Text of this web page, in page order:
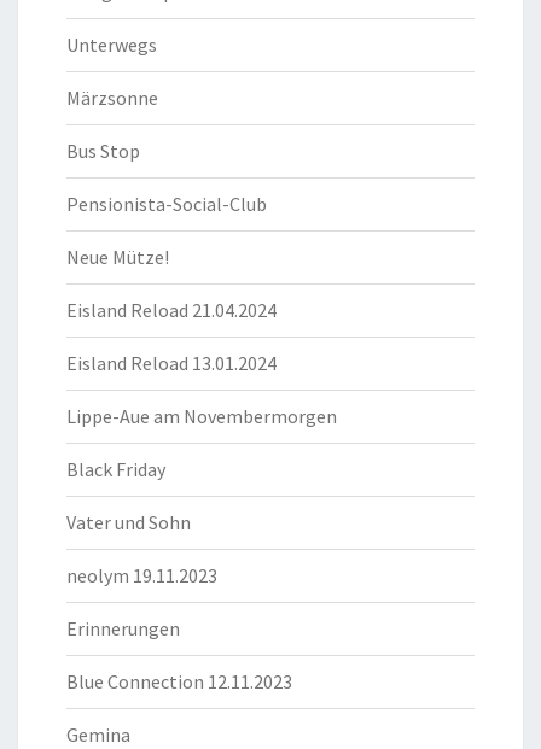
Unterwegs
Märzsonne
Bus Stop
Pensionista-Social-Club
Neue Mütze!
Eisland Reload 21.04.2024
Eisland Reload 13.01.2024
Lippe-Aue am Novembermorgen
Black Friday
Vater und Sohn
neolym 19.11.2023
Erinnerungen
Blue Connection 12.11.2023
Gemina